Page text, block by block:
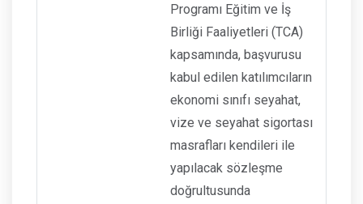
Programı Eğitim ve İş
Birliği Faaliyetleri (TCA)
kapsamında, başvurusu
kabul edilen katılımcıların
ekonomi sınıfı seyahat,
vize ve seyahat sigortası
masrafları kendileri ile
yapılacak sözleşme
doğrultusunda